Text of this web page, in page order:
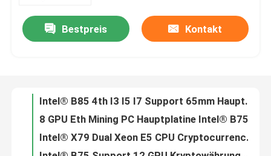
Kontakt
Bestpreis Kontakt
Intel® B85 4th I3 I5 I7 Support 65mm Hauptplatine 8 GPU Slots Cryptocurrency Eth Miner Mainboard
Android Industry 7 Zoll Rugged Tablet Vier Kern MT6737 NFC UHF RFID
MT6761 NFC RJ45 Lan Port 8 Zoll robuster Tablet-Computer RS232 Barcodescanner Gesichtserkennung UHF RFID